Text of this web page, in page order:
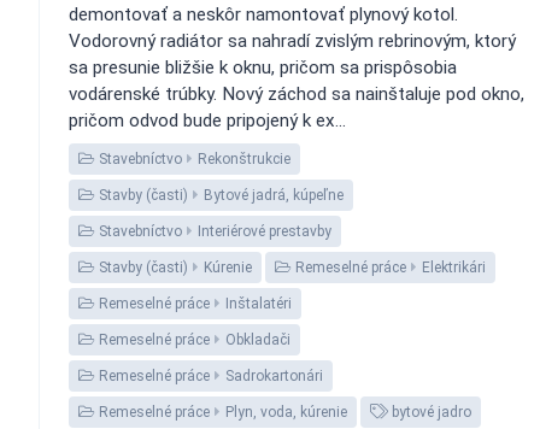
demontovať a neskôr namontovať plynový kotol.
Vodorovný radiátor sa nahradí zvislým rebrinovým, ktorý
sa presunie bližšie k oknu, pričom sa prispôsobia
vodárenské trúbky. Nový záchod sa nainštaluje pod okno,
pričom odvod bude pripojený k ex...
Stavebníctvo Rekonštrukcie
Stavby (časti) Bytové jadrá, kúpeľne
Stavebníctvo Interiérové prestavby
Stavby (časti) Kúrenie Remeselné práce Elektrikári
Remeselné práce Inštalatéri
Remeselné práce Obkladači
Remeselné práce Sadrokartonári
Remeselné práce Plyn, voda, kúrenie bytové jadro